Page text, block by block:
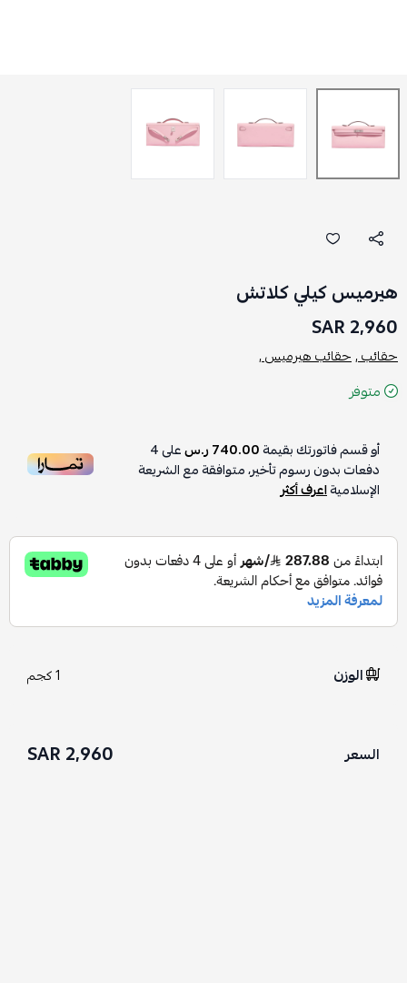
هيرميس كيلي كلاتش
2,960 SAR
حقائب ,حقائب هيرميس ,
متوفر
أو قسم فاتورتك بقيمة740.00 ر.س على4
دفعات بدون رسوم تأخير، متوافقة مع الشريعة
الإسلاميةاعرف أكثر
الوزن 1 كجم
السعر 2,960 SAR